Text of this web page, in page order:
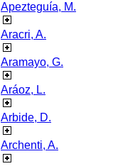
Apezteguía, M.
Aracri, A.
Aramayo, G.
Aráoz, L.
Arbide, D.
Archenti, A.